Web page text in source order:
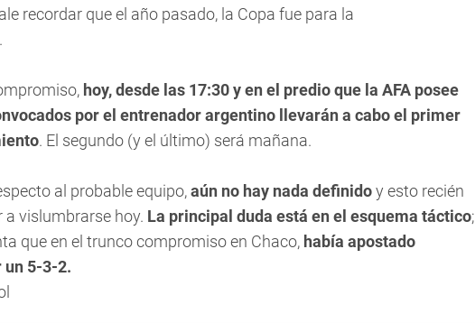
recordar que el año pasado, la Copa fue para la
hoy, desde las 17:30 y en el predio que la AFA posee
por el entrenador argentino llevarán a cabo el primer
. El segundo (y el último) será mañana.
al probable equipo,aún no hay nada definidoy esto recién
vislumbrarse hoy. La principal duda está en el esquema táctico;
que en el trunco compromiso en Chaco, había apostado
un 5-3-2.